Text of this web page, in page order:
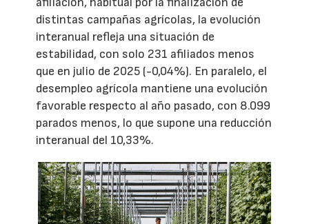
distintas campañas agrícolas, la evolución
interanual refleja una situación de
estabilidad, con solo 231 afiliados menos
que en julio de 2025 (-0,04%). En paralelo, el
desempleo agrícola mantiene una evolución
favorable respecto al año pasado, con 8.099
parados menos, lo que supone una reducción
interanual del 10,33%.